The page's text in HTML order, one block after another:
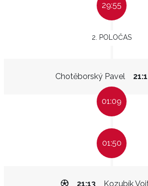
29:55
2. POLOČAS
Chotěborský Pavel
01:09
01:50
Kozubík
21:13